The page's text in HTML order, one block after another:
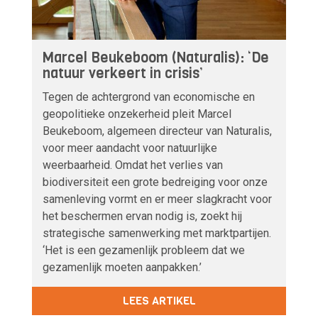
Marcel Beukeboom (Naturalis): ‘De
natuur verkeert in crisis’
Tegen de achtergrond van economische en
geopolitieke onzekerheid pleit Marcel
Beukeboom, algemeen directeur van Naturalis,
voor meer aandacht voor natuurlijke
weerbaarheid. Omdat het verlies van
biodiversiteit een grote bedreiging voor onze
samenleving vormt en er meer slagkracht voor
het beschermen ervan nodig is, zoekt hij
strategische samenwerking met marktpartijen.
‘Het is een gezamenlijk probleem dat we
gezamenlijk moeten aanpakken.’
LEES ARTIKEL